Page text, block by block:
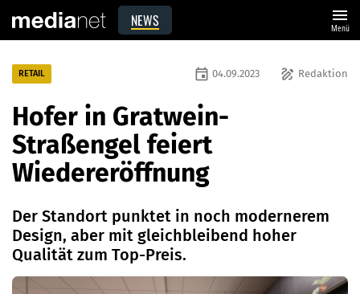
NEWS menu
Menü
RETAIL draw Redaktion
event 04.09.2023
Hofer in Gratwein-
Straßengel feiert
Wiedereröffnung
Der Standort punktet in noch modernerem
Design, aber mit gleichbleibend hoher
Qualität zum Top-Preis.